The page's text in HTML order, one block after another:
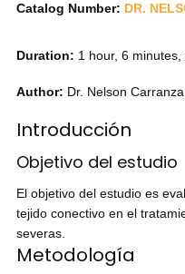
Catalog Number: DR.
Duration: 1 hour, 6
Author: Dr. Nelson Carranza
Introducción
Objetivo del estudio
El objetivo del estudio es
tejido conectivo en el
severas.
Metodología